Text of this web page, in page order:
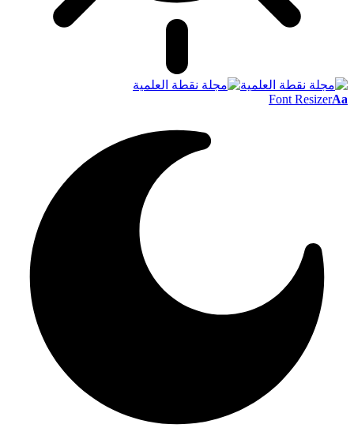
Font ResizerAa